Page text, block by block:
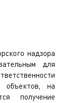
надзора
для
на
получение